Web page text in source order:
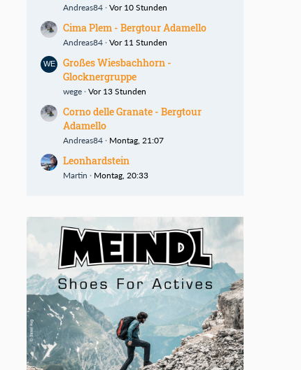
Andreas84 Vor 10 Stunden
Cima Plem - Bergtour Adamello
Andreas84 Vor 11 Stunden
Großes Wiesbachhorn -
Glocknergruppe
wege Vor 13 Stunden
Corno delle Granate - Bergtour
Adamello
Andreas84 Montag, 21:07
Leonhardstein
Martin Montag, 20:33